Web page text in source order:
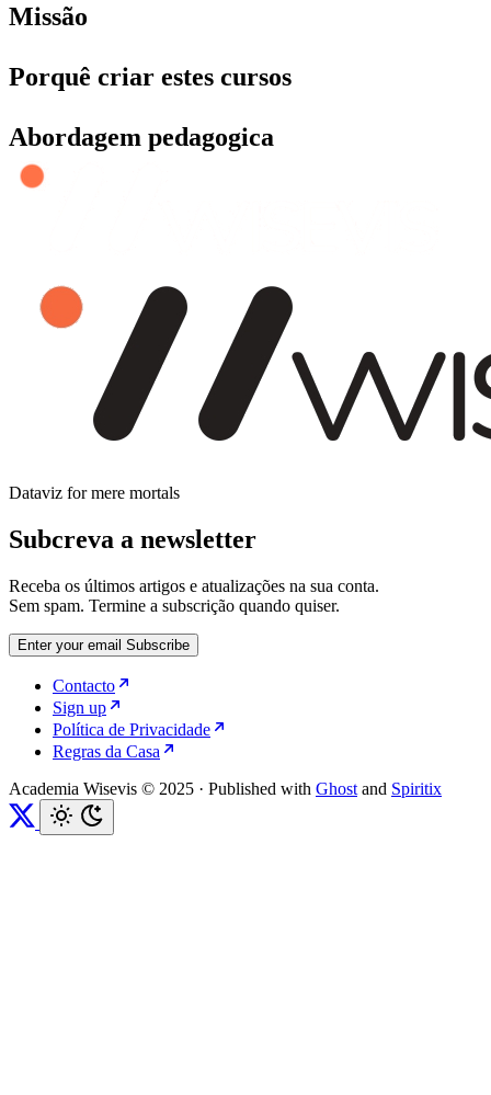
Missão
Porquê criar estes cursos
Abordagem pedagogica
Dataviz for mere mortals
Subcreva a newsletter
Receba os últimos artigos e atualizações na sua conta.
Sem spam. Termine a subscrição quando quiser.
Enter your email Subscribe
Contacto
Sign up
Política de Privacidade
Regras da Casa
Academia Wisevis © 2025 · Published with Ghost and Spiritix